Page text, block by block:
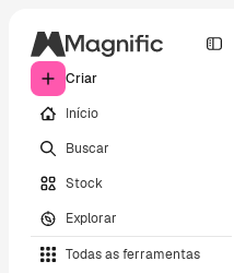
Criar
Início
Buscar
Stock
Explorar
Todas as ferramentas